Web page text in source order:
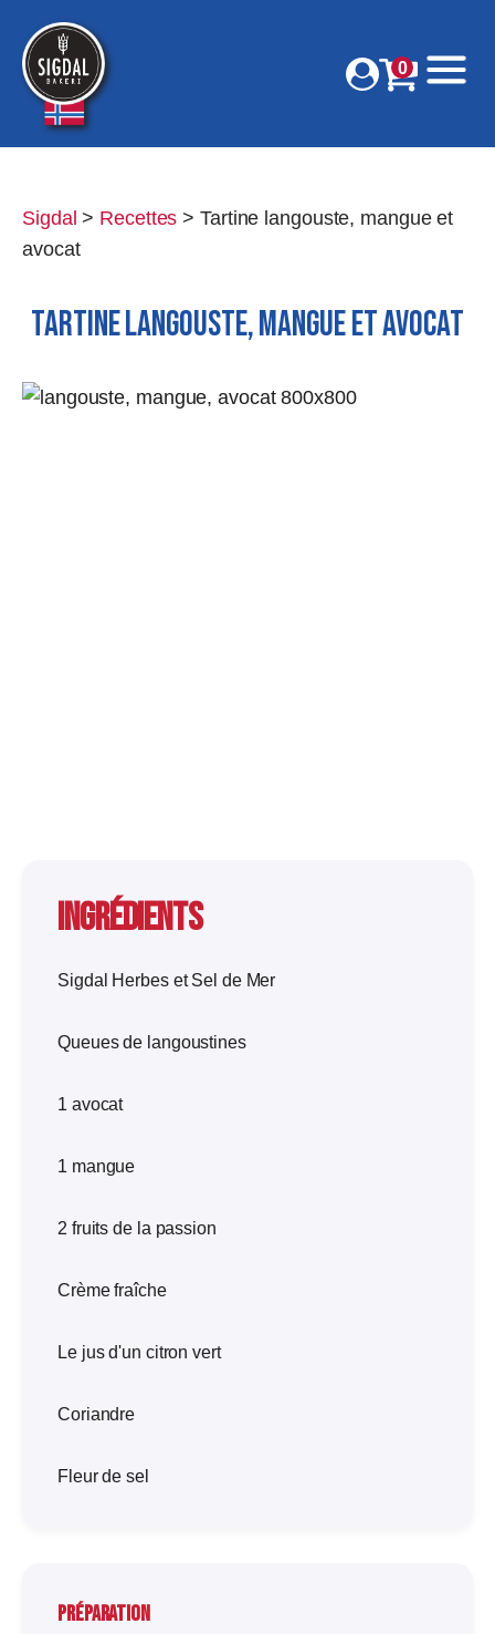
0
Sigdal > Recettes >Tartine langouste, mangue et
avocat
TARTINE LANGOUSTE, MANGUE ET AVOCAT
Ingrédients
Sigdal Herbes et Sel de Mer
Queues de langoustines
1 avocat
1 mangue
2 fruits de la passion
Crème fraîche
Le jus d'un citron vert
Coriandre
Fleur de sel
Préparation